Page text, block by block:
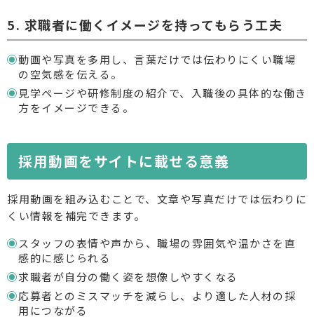
5. 求職者に働くイメージを持ってもらう工夫
動画や写真を多用し、言葉だけでは伝わりにくい職場
の空気感を伝える。
見学ページや研修制度の紹介で、入職後の具体的な働き
方をイメージできる。
採用動画をサイトに載せる意義
採用動画を組み込むことで、文章や写真だけでは伝わりに
くい情報を補完できます。
スタッフの表情や声から、職場の雰囲気や温かさを直
感的に感じられる
求職者が自分の働く姿を想像しやすくなる
応募者とのミスマッチを減らし、より適した人材の採
用につながる